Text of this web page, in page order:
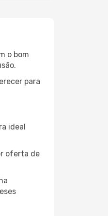
o bom
para
ideal
oferta de